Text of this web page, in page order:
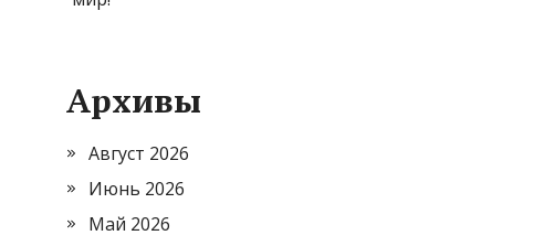
Архивы
Август 2026
Июнь 2026
Май 2026